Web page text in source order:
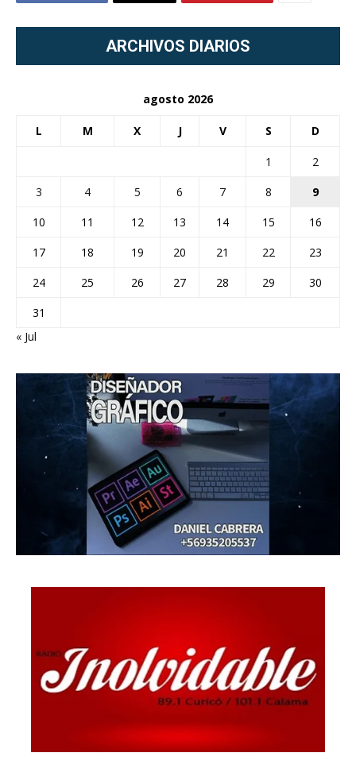
ARCHIVOS DIARIOS
agosto 2026
L M X J V S D
1
2
3
4 5 6 7 8
9
10
11 12 13 14 15
16
17
18 19 20 21 22
23
24
25 26 27 28 29
30
31
« Jul